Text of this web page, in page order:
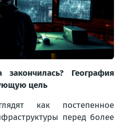
География
цель
как постепенное
перед более